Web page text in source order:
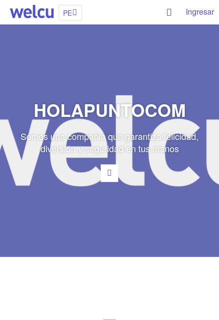
PE Ingresar
HOLAPUNTOCOM
Somos una compañia que garantiza felicidad,
diversión y seguridad en tus manos